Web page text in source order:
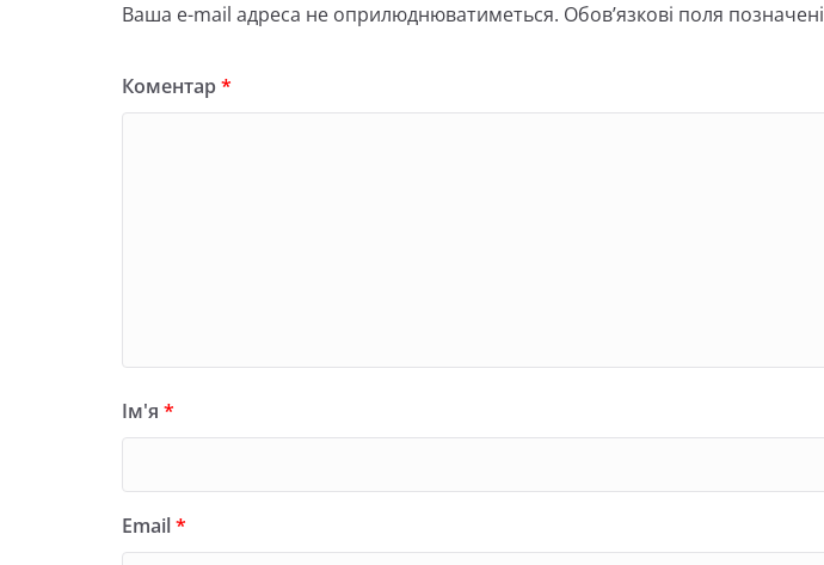
Ваша e-mail адреса не оприлюднюватиметься. Обов’язкові поля позначені
Коментар*
Ім'я *
Email*